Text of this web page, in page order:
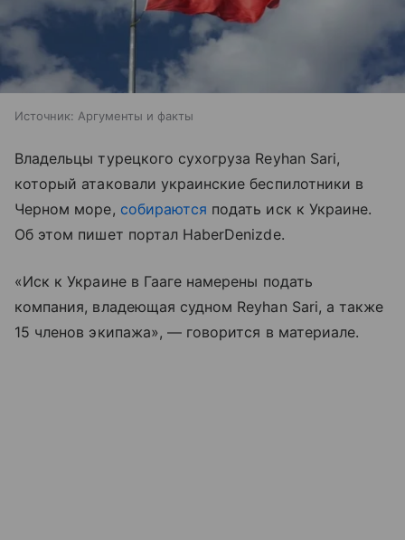
Источник: Аргументы и факты
Владельцы турецкого сухогруза Reyhan Sari,
который атаковали украинские беспилотники в
Черном море, собираются подать иск к Украине.
Об этом пишет портал HaberDenizde.
«Иск к Украине в Гааге намерены подать
компания, владеющая судном Reyhan Sari, а также
15 членов экипажа», — говорится в материале.